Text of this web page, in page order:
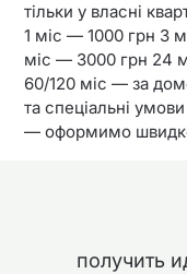
тільки у власні
1 міс — 1000 грн 3
міс — 3000 грн 24
60/120 міс — за
та спеціальні
— оформимо
получить